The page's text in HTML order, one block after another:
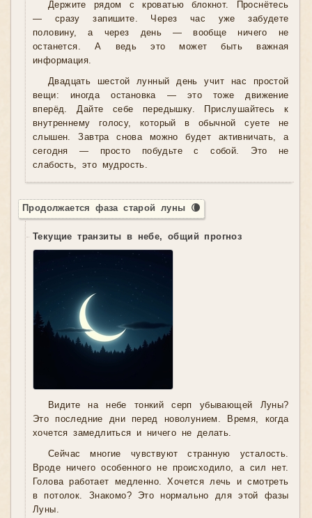
Держите рядом с кроватью блокнот. Проснётесь
— сразу запишите. Через час уже забудете
половину, а через день — вообще ничего не
останется. А ведь это может быть важная
информация.
Двадцать шестой лунный день учит нас простой
вещи: иногда остановка — это тоже движение
вперёд. Дайте себе передышку. Прислушайтесь к
внутреннему голосу, который в обычной суете не
слышен. Завтра снова можно будет активничать, а
сегодня — просто побудьте с собой. Это не
слабость, это мудрость.
Продолжается фаза старой луны 🌘
Текущие транзиты в небе, общий прогноз
Видите на небе тонкий серп убывающей Луны?
Это последние дни перед новолунием. Время, когда
хочется замедлиться и ничего не делать.
Сейчас многие чувствуют странную усталость.
Вроде ничего особенного не происходило, а сил нет.
Голова работает медленно. Хочется лечь и смотреть
в потолок. Знакомо? Это нормально для этой фазы
Луны.